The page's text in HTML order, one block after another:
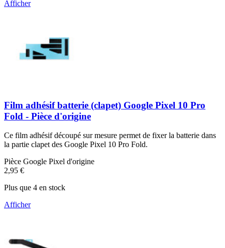
Afficher
Film adhésif batterie (clapet) Google Pixel 10 Pro
Fold - Pièce d'origine
Ce film adhésif découpé sur mesure permet de fixer la batterie dans
la partie clapet des Google Pixel 10 Pro Fold.
Pièce Google Pixel d'origine
2,95 €
Plus que 4 en stock
Afficher